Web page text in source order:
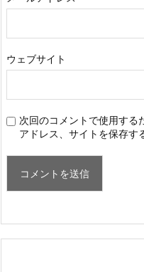
ウェブサイト
次回のコメントで使用する
アドレス、サイトを保存す